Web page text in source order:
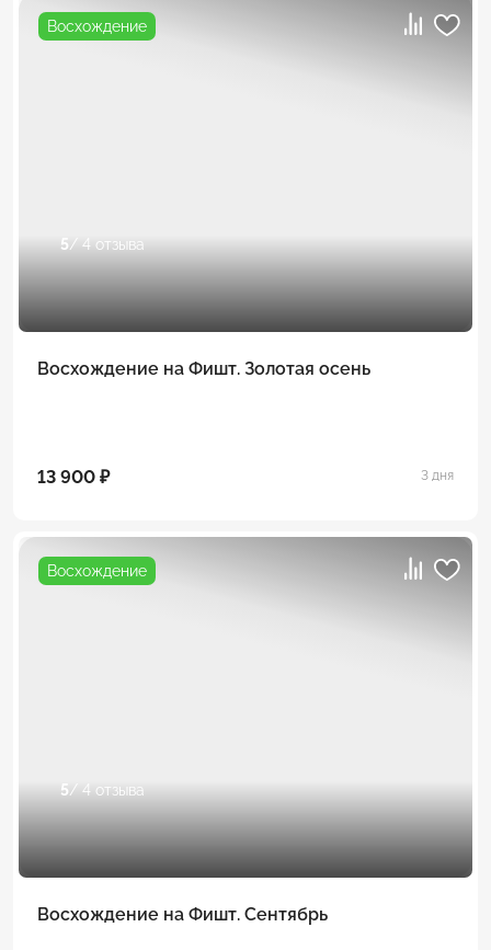
Восхождение
5/ 4 отзыва
Восхождение на Фишт. Золотая осень
13 900 ₽ 3 дня
Восхождение
5/ 4 отзыва
Восхождение на Фишт. Сентябрь